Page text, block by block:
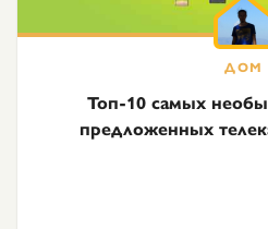
Топ-10 самых
предложенных